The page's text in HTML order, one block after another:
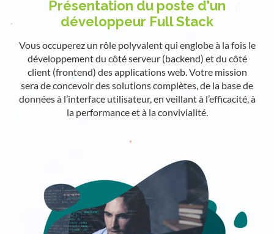
Présentation du poste d'un
développeur Full Stack
Vous occuperez un rôle polyvalent qui englobe à la fois le
développement du côté serveur (backend) et du côté
client (frontend) des applications web. Votre mission
sera de concevoir des solutions complètes, de la base de
données à l’interface utilisateur, en veillant à l’efficacité, à
la performance et à la convivialité.